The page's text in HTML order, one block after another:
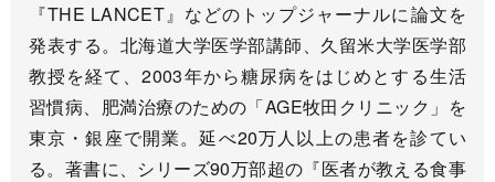
『THE LANCET』などのトップジャーナルに論文を
発表する。北海道大学医学部講師、久留米大学医学部
教授を経て、2003年から糖尿病をはじめとする生活
習慣病、肥満治療のための「AGE牧田クリニック」を
東京・銀座で開業。延べ20万人以上の患者を診てい
る。著書に、シリーズ90万部超の『医者が教える食事